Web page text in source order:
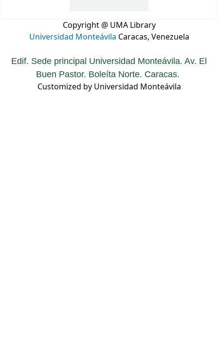
Copyright @ UMA Library
Universidad Monteávila Caracas, Venezuela
Edif. Sede principal Universidad Monteávila. Av. El
Buen Pastor. Boleíta Norte. Caracas.
Customized by Universidad Monteávila